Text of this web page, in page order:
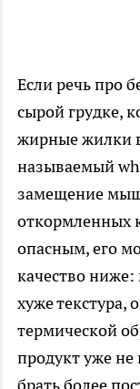
Если речь про
сырой грудке,
жирные жилки
называемый
замещение
откормленных
опасным, его
качество
хуже текстура,
термической
продукт уже не